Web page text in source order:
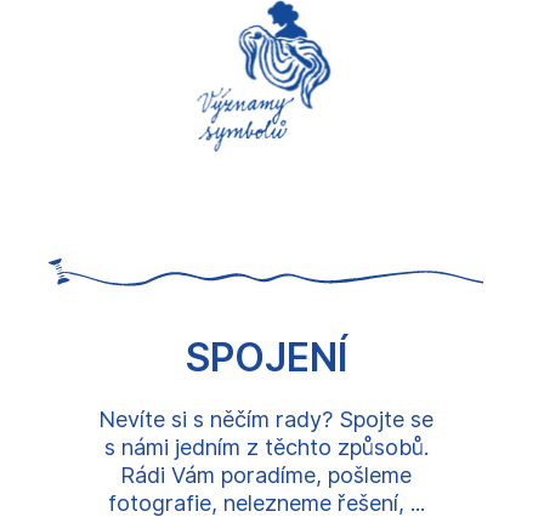
SPOJENÍ
Nevíte si s něčím rady? Spojte se
s námi jedním z těchto způsobů.
Rádi Vám poradíme, pošleme
fotografie, nelezneme řešení, ...